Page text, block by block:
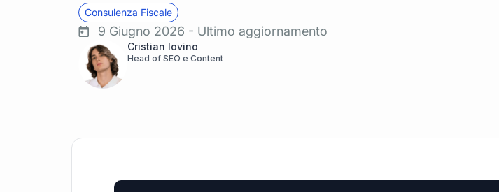
Consulenza Fiscale
9 Giugno 2026 - Ultimo aggiornamento
Cristian Iovino
Head of SEO e Content